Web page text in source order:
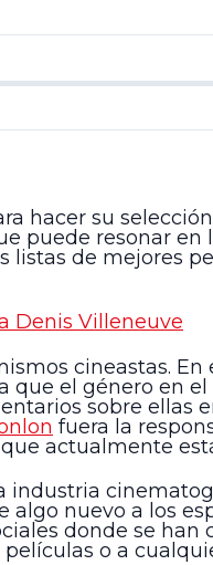
hacer su
puede resonar
de mejores
Denis Villeneuve
cineastas.
que el género en
sobre ellas
fuera la
actualmente
industria
nuevo a los
donde se
o a